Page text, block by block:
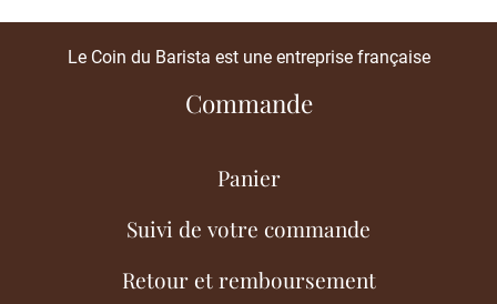
Le Coin du Barista est une entreprise française
Commande
Panier
Suivi de votre commande
Retour et remboursement